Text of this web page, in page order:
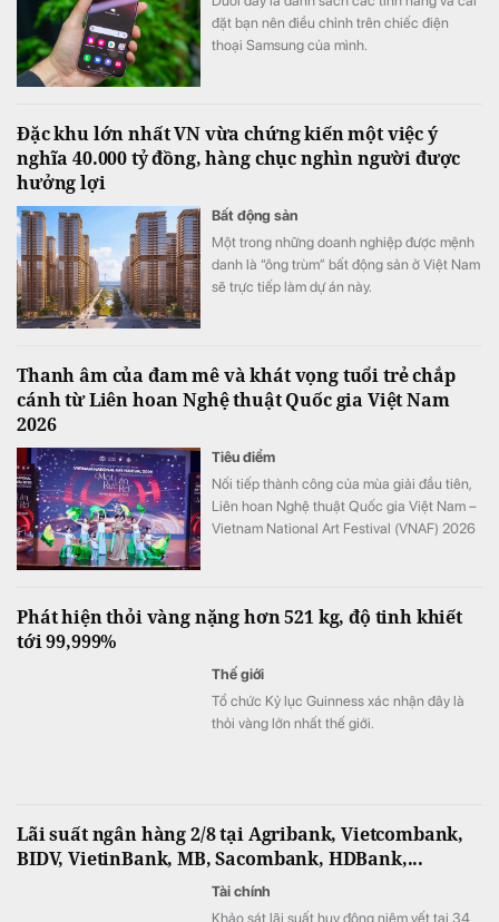
đặt bạn nên điều chỉnh trên chiếc điện
thoại Samsung của mình.
Đặc khu lớn nhất VN vừa chứng kiến một việc ý
nghĩa 40.000 tỷ đồng, hàng chục nghìn người được
hưởng lợi
Bất động sản
Một trong những doanh nghiệp được mệnh
danh là “ông trùm” bất động sản ở Việt Nam
sẽ trực tiếp làm dự án này.
Thanh âm của đam mê và khát vọng tuổi trẻ chắp
cánh từ Liên hoan Nghệ thuật Quốc gia Việt Nam
2026
Tiêu điểm
Nối tiếp thành công của mùa giải đầu tiên,
Liên hoan Nghệ thuật Quốc gia Việt Nam –
Vietnam National Art Festival (VNAF) 2026
Phát hiện thỏi vàng nặng hơn 521 kg, độ tinh khiết
tới 99,999%
Thế giới
Tổ chức Kỷ lục Guinness xác nhận đây là
thỏi vàng lớn nhất thế giới.
Lãi suất ngân hàng 2/8 tại Agribank, Vietcombank,
BIDV, VietinBank, MB, Sacombank, HDBank,...
Tài chính
Khảo sát lãi suất huy động niêm yết tại 34